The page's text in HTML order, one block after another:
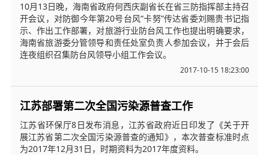
10月13日晚，海南省政府何西庆副省长在省三防指挥部主持召
开会议，对防御今年第20号台风“卡努”传达省委刘赐贵书记指
示、作出工作部署，对旅游行业防台风工作也提出明确要求，
海南省旅游委分管领导和责任处室负责人参加会议，并于会后
连夜组织召集防台风领导小组工作会议。
2017-10-15 18:23:00
江苏部署第二次全国污染源普查工作
江苏省环保厅8日发布消息，江苏省政府近日印发了《关于开
展江苏省第二次全国污染源普查的通知》，本次普查标准时点
为2017年12月31日，时期资料为2017年度资料。